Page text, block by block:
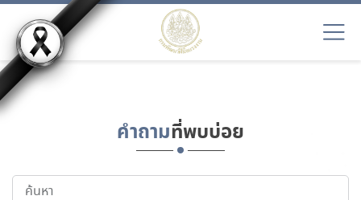
EN9
คำถามที่พบบ่อย